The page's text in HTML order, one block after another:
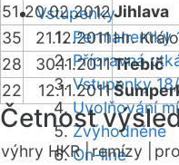
Vstupenky
Permanentky
Přípravná
Vstupenky
Uvolňování
Zvýhodněné
On-line
51 20.02.2012Jihlava
35
21.12.2011Hr.
28
30.11.2011Třebíč
22
12.11.2011
Četnost
výhry HKR |remízy |